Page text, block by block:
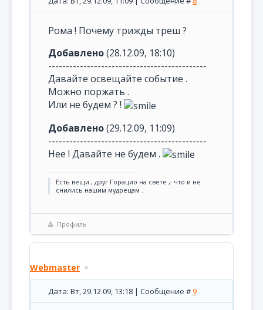
Рома ! Почему трижды треш ?
Добавлено(28.12.09, 18:10)
---------------------------------------------
Давайте освещайте событие .
Можно поржать .
Или не будем ? !
Добавлено(29.12.09, 11:09)
---------------------------------------------
Нее ! Давайте не будем .
Есть вещи , друг Горацио на свете ,- что и не
снились нашим мудрецам .
Профиль
Webmaster
Дата: Вт, 29.12.09, 13:18 | Сообщение #9